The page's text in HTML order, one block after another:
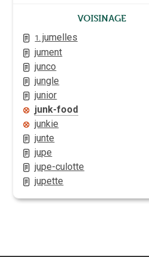
Voisinage
1. jumelles
jument
junco
jungle
junior
junk-food
junkie
junte
jupe
jupe-culotte
jupette